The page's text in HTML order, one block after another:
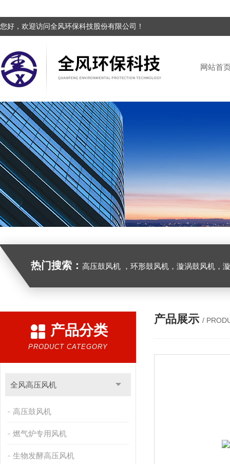
您好，欢迎访问全风环保科技股份有限公司！
网站首
热门搜索： 高压鼓风机 ，环形鼓风机，漩涡鼓风机，漩涡气泵，透浦式中压鼓风机，防爆风机，工业吸尘器，
产品分类
PRODUCT CATEGORY
全风高压风机
高压鼓风机
燃气炉专用风机
生物发酵高压风机
产品展示 /